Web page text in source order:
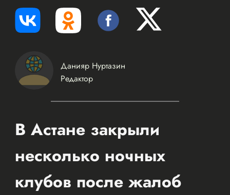
Данияр Нуртазин
Редактор
В Астане закрыли
несколько ночных
клубов после жалоб